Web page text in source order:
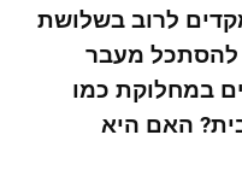
לרוב בשלושת
להסתכל מעבר
במחלוקת כמו
האם היא